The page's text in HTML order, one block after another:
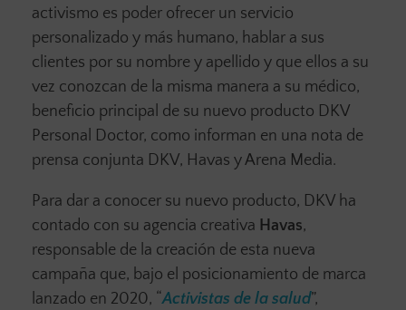
activismo es poder ofrecer un servicio
personalizado y más humano, hablar a sus
clientes por su nombre y apellido y que ellos a su
vez conozcan de la misma manera a su médico,
beneficio principal de su nuevo producto DKV
Personal Doctor, como informan en una nota de
prensa conjunta DKV, Havas y Arena Media.
Para dar a conocer su nuevo producto, DKV ha
contado con su agencia creativa Havas,
responsable de la creación de esta nueva
campaña que, bajo el posicionamiento de marca
lanzado en 2020, “Activistas de la salud”,